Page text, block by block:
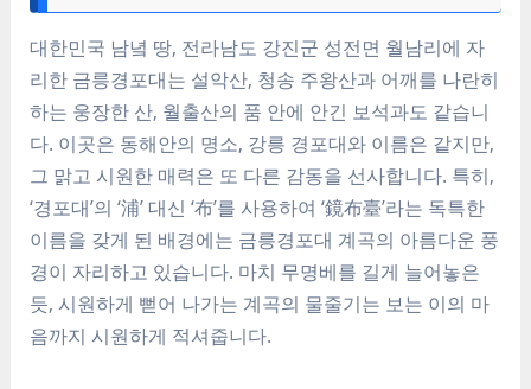
대한민국 남녘 땅, 전라남도 강진군 성전면 월남리에 자
리한 금릉경포대는 설악산, 청송 주왕산과 어깨를 나란히
하는 웅장한 산, 월출산의 품 안에 안긴 보석과도 같습니
다. 이곳은 동해안의 명소, 강릉 경포대와 이름은 같지만,
그 맑고 시원한 매력은 또 다른 감동을 선사합니다. 특히,
‘경포대’의 ‘浦’ 대신 ‘布’를 사용하여 ‘鏡布臺’라는 독특한
이름을 갖게 된 배경에는 금릉경포대 계곡의 아름다운 풍
경이 자리하고 있습니다. 마치 무명베를 길게 늘어놓은
듯, 시원하게 뻗어 나가는 계곡의 물줄기는 보는 이의 마
음까지 시원하게 적셔줍니다.